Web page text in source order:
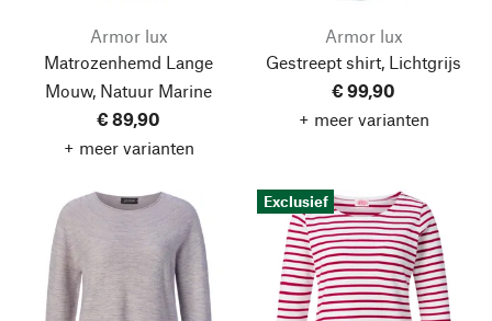
Armor lux
Matrozenhemd Lange
Mouw, Natuur Marine
€ 89,90
+ meer varianten
Armor lux
Gestreept shirt, Lichtgrijs
€ 99,90
+ meer varianten
Exclusief